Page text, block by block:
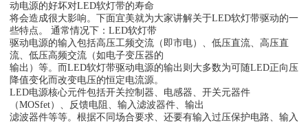
动电源的好坏对LED软灯带的寿命
将会造成很大影响。下面宜美就为大家讲解关于LED软灯带驱动的一
些特点。 通常情况下：LED软灯带
驱动电源的输入包括高压工频交流（即市电）、低压直流、高压直
流、低压高频交流（如电子变压器的
输出）等。而LED软灯带驱动电源的输出则大多数为可随LED正向压
降值变化而改变电压的恒定电流源。
LED电源核心元件包括开关控制器、电感器、开关元器件
（MOSfet）、反馈电阻、输入滤波器件、输出
滤波器件等等。根据不同场合要求、还要有输入过压保护电路、输入